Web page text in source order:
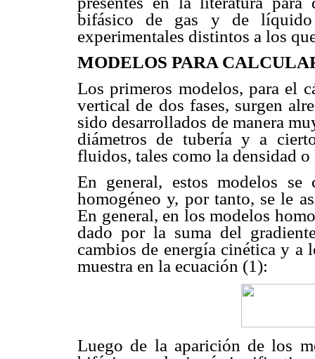
bifásico de gas y de líquido
experimentales distintos a los
MODELOS PARA
Los primeros modelos, para el
vertical de dos fases, surgen
sido desarrollados de manera
diámetros de tubería y a
fluidos, tales como la densidad
En general, estos modelos
homogéneo y, por tanto, se le
En general, en los modelos
dado por la suma del
cambios de energía cinética y a
muestra en la ecuación (1):
Luego de la aparición de los